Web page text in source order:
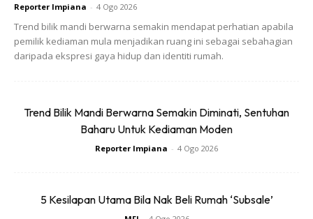
(terutamanya sampah basah & berbau). Yang ada anak
kecik yang masih poo² dalam pampers pun elok la guna
arang ni haa..
Letak bekas berisi arang atau gunakan arang untuk hiasan
bunga di dalam tandas. Kesannya lebih efektif lagi kalau
gunakan bersama homemade spray serbaguna (boleh
Bau najis kucing/haiwan peliharaan
Reporter Impiana - 4 Ogo 2026
Trend bilik mandi berwarna semakin mendapat perhatian apabila
pemilik kediaman mula menjadikan ruang ini sebagai sebahagian
daripada ekspresi gaya hidup dan identiti rumah.
Trend Bilik Mandi Berwarna Semakin Diminati, Sentuhan
Baharu Untuk Kediaman Moden
Reporter Impiana - 4 Ogo 2026
5 Kesilapan Utama Bila Nak Beli Rumah ‘Subsale’